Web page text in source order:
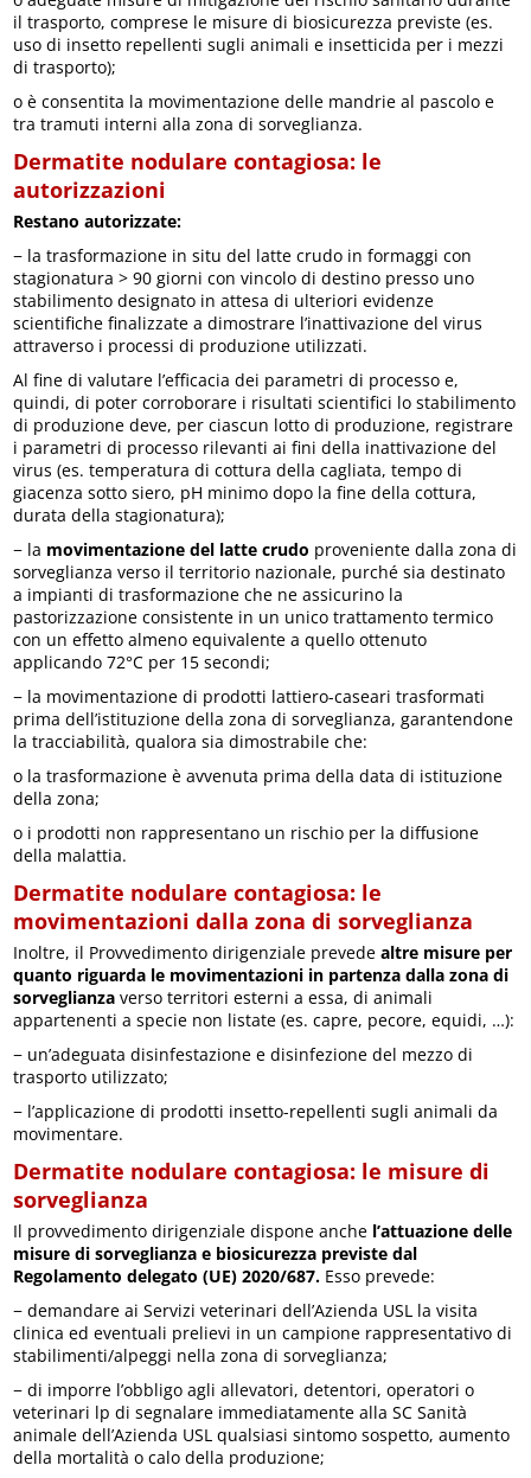
il trasporto, comprese le misure di biosicurezza previste (es.
uso di insetto repellenti sugli animali e insetticida per i mezzi
di trasporto);
o è consentita la movimentazione delle mandrie al pascolo e
tra tramuti interni alla zona di sorveglianza.
Dermatite nodulare contagiosa: le
autorizzazioni
Restano autorizzate:
− la trasformazione in situ del latte crudo in formaggi con
stagionatura > 90 giorni con vincolo di destino presso uno
stabilimento designato in attesa di ulteriori evidenze
scientifiche finalizzate a dimostrare l’inattivazione del virus
attraverso i processi di produzione utilizzati.
Al fine di valutare l’efficacia dei parametri di processo e,
quindi, di poter corroborare i risultati scientifici lo stabilimento
di produzione deve, per ciascun lotto di produzione, registrare
i parametri di processo rilevanti ai fini della inattivazione del
virus (es. temperatura di cottura della cagliata, tempo di
giacenza sotto siero, pH minimo dopo la fine della cottura,
durata della stagionatura);
− la movimentazione del latte crudo proveniente dalla zona di
sorveglianza verso il territorio nazionale, purché sia destinato
a impianti di trasformazione che ne assicurino la
pastorizzazione consistente in un unico trattamento termico
con un effetto almeno equivalente a quello ottenuto
applicando 72°C per 15 secondi;
− la movimentazione di prodotti lattiero-caseari trasformati
prima dell’istituzione della zona di sorveglianza, garantendone
la tracciabilità, qualora sia dimostrabile che:
o la trasformazione è avvenuta prima della data di istituzione
della zona;
o i prodotti non rappresentano un rischio per la diffusione
della malattia.
Dermatite nodulare contagiosa: le
movimentazioni dalla zona di sorveglianza
Inoltre, il Provvedimento dirigenziale prevedealtre misure per
quanto riguarda le movimentazioni in partenza dalla zona di
sorveglianza verso territori esterni a essa, di animali
appartenenti a specie non listate (es. capre, pecore, equidi, …):
− un’adeguata disinfestazione e disinfezione del mezzo di
trasporto utilizzato;
− l’applicazione di prodotti insetto-repellenti sugli animali da
movimentare.
Dermatite nodulare contagiosa: le misure di
sorveglianza
Il provvedimento dirigenziale dispone anche l’attuazione delle
misure di sorveglianza e biosicurezza previste dal
Regolamento delegato (UE) 2020/687. Esso prevede:
− demandare ai Servizi veterinari dell’Azienda USL la visita
clinica ed eventuali prelievi in un campione rappresentativo di
stabilimenti/alpeggi nella zona di sorveglianza;
− di imporre l’obbligo agli allevatori, detentori, operatori o
veterinari lp di segnalare immediatamente alla SC Sanità
animale dell’Azienda USL qualsiasi sintomo sospetto, aumento
della mortalità o calo della produzione;